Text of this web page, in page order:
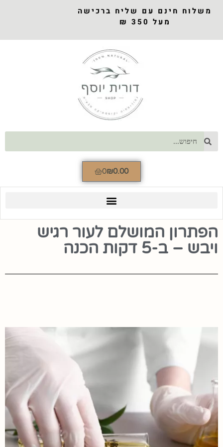
משלוח חינם עם שליח ברכישה
מעל 350 ₪
₪0.00
0
הפתרון המושלם לעור רגיש
ויבש – ב-5 דקות הכנה